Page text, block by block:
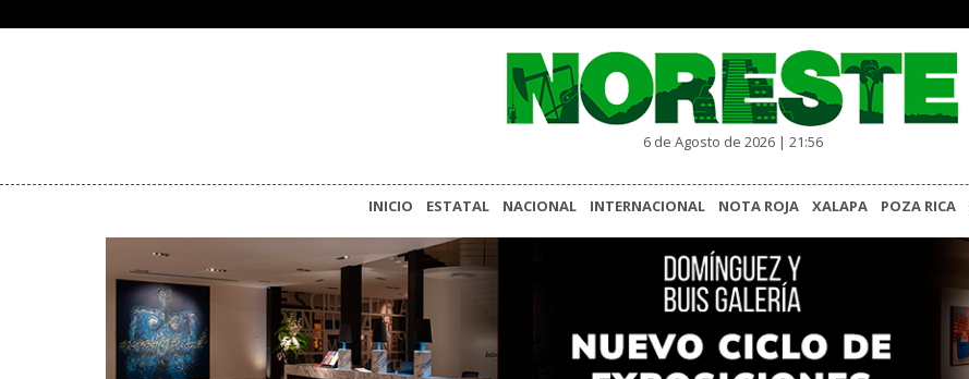
6 de Agosto de 2026 | 21:56
INICIO ESTATAL NACIONAL INTERNACIONAL NOTA ROJA XALAPA POZA RICA